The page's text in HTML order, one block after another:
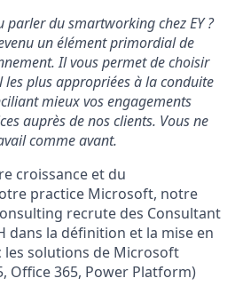
parler du smartworking chez EY ?
un élément primordial de
Il vous permet de choisir
plus appropriées à la conduite
mieux vos engagements
auprès de nos clients. Vous ne
comme avant.
croissance et du
practice Microsoft, notre
recrute des Consultant
dans la définition et la mise en
solutions de Microsoft
Office 365, Power Platform)